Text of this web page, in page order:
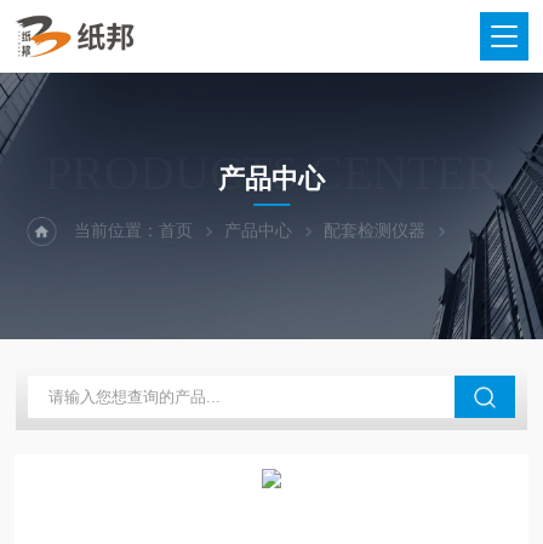
PRODUCTS CENTER
产品中心
当前位置：首页 产品中心 配套检测仪器 可调距切